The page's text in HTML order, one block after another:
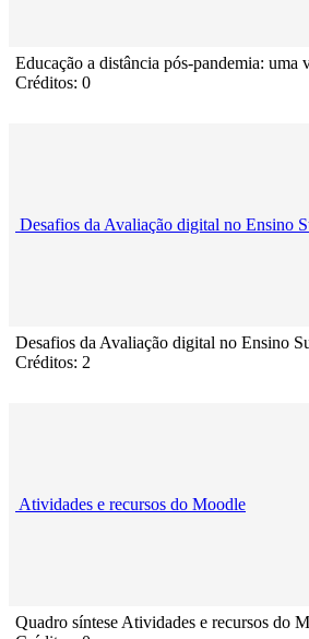
Educação a distância pós-pandemia: uma
Créditos: 0
Desafios da Avaliação digital no Ensino
Desafios da Avaliação digital no Ensino
Créditos: 2
Atividades e recursos do Moodle
Quadro síntese Atividades e recursos do